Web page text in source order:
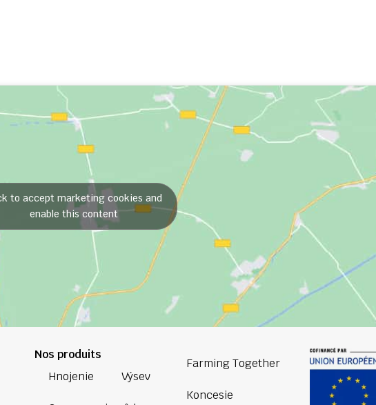
to accept marketing cookies and
enable this content
Nos produits
Hnojenie
Výsev
Farming Together
Koncesie